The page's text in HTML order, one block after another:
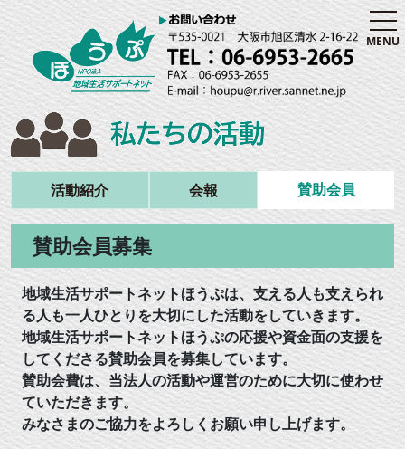
MENU
活動紹介 会報 賛助会員
賛助会員募集
地域生活サポートネットほうぷは、支える人も支えられ
る人も一人ひとりを大切にした活動をしていきます。
地域生活サポートネットほうぷの応援や資金面の支援を
してくださる賛助会員を募集しています。
賛助会費は、当法人の活動や運営のために大切に使わせ
ていただきます。
みなさまのご協力をよろしくお願い申し上げます。